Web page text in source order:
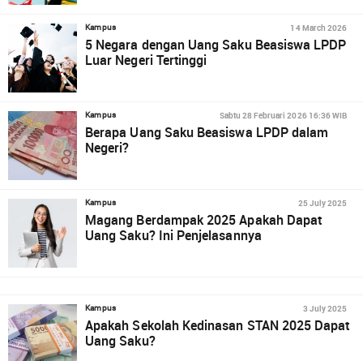
Kampus 14 March 2026
5 Negara dengan Uang Saku Beasiswa LPDP
Luar Negeri Tertinggi
Kampus Sabtu 28 Februari 2026 16:36 WIB
Berapa Uang Saku Beasiswa LPDP dalam
Negeri?
Kampus 25 July 2025
Magang Berdampak 2025 Apakah Dapat
Uang Saku? Ini Penjelasannya
Kampus 3 July 2025
Apakah Sekolah Kedinasan STAN 2025 Dapat
Uang Saku?